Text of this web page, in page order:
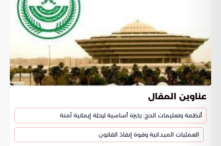
عناوين المقال
أنظمة وتعليمات الحج: ركيزة أساسية لرحلة إيمانية آمنة
العمليات الميدانية وقوة إنفاذ القانون